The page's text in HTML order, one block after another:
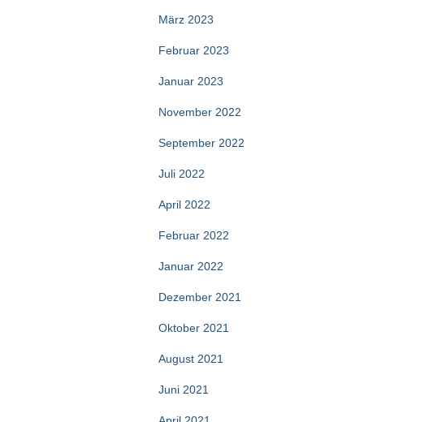
März 2023
Februar 2023
Januar 2023
November 2022
September 2022
Juli 2022
April 2022
Februar 2022
Januar 2022
Dezember 2021
Oktober 2021
August 2021
Juni 2021